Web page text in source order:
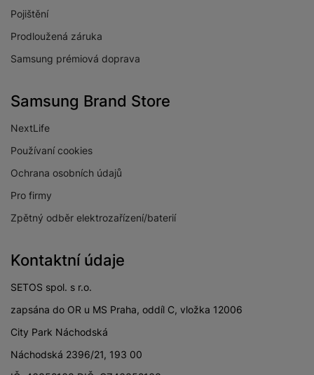
Pojištění
Prodloužená záruka
Samsung prémiová doprava
Samsung Brand Store
NextLife
Používaní cookies
Ochrana osobních údajů
Pro firmy
Zpětný odběr elektrozařízení/baterií
Kontaktní údaje
SETOS spol. s r.o.
zapsána do OR u MS Praha, oddíl C, vložka 12006
City Park Náchodská
Náchodská 2396/21, 193 00